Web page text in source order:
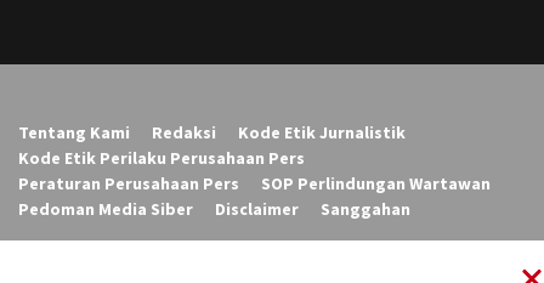
Tentang Kami Redaksi
Kode Etik Jurnalistik
Kode Etik Perilaku Perusahaan Pers
Peraturan Perusahaan Pers
SOP Perlindungan Wartawan
Pedoman Media Siber
Disclaimer Sanggahan